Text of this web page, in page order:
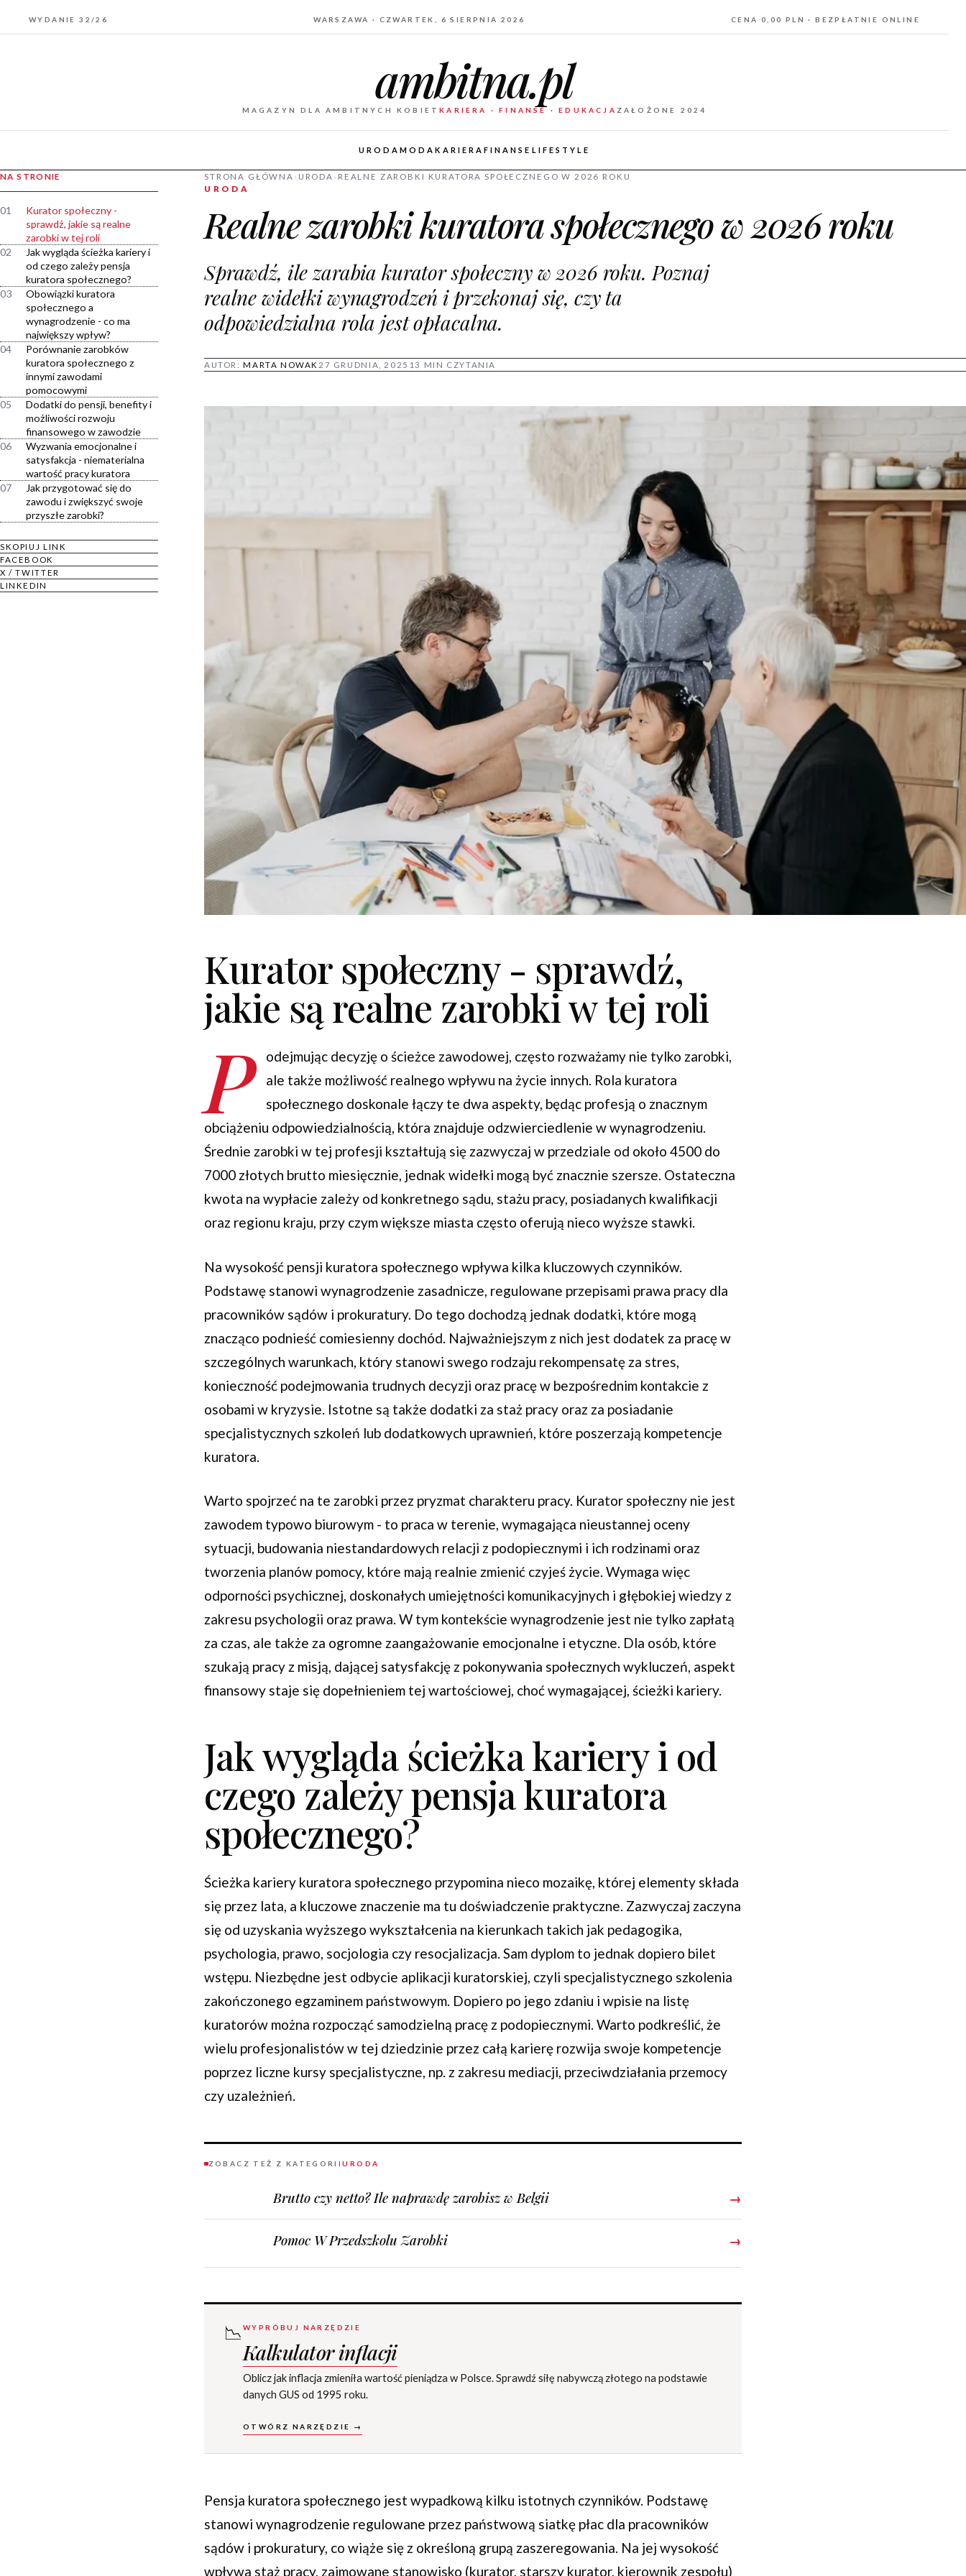
WYDANIE 32/26 WARSZAWA · CZWARTEK, 6 SIERPNIA 2026 CENA 0,00 PLN · BEZPŁATNIE ONLINE
ambitna.pl
MAGAZYN DLA AMBITNYCH KOBIETKARIERA · FINANSE · EDUKACJA ZAŁOŻONE 2024
URODAMODAKARIERA FINANSE LIFESTYLE
NA STRONIE
01
Kurator społeczny -
sprawdź, jakie są realne
zarobki w tej roli
02
Jak wygląda ścieżka kariery i
od czego zależy pensja
kuratora społecznego?
03
Obowiązki kuratora
społecznego a
wynagrodzenie - co ma
największy wpływ?
04
Porównanie zarobków
kuratora społecznego z
innymi zawodami
pomocowymi
05
Dodatki do pensji, benefity i
możliwości rozwoju
finansowego w zawodzie
06
Wyzwania emocjonalne i
satysfakcja - niematerialna
wartość pracy kuratora
07
Jak przygotować się do
zawodu i zwiększyć swoje
przyszłe zarobki?
SKOPIUJ LINK
FACEBOOK
X / TWITTER
LINKEDIN
STRONA GŁÓWNA › URODA › REALNE ZAROBKI KURATORA SPOŁECZNEGO W 2026 ROKU
URODA
Realne zarobki kuratora społecznego w 2026 roku
Sprawdź, ile zarabia kurator społeczny w 2026 roku. Poznaj
realne widełki wynagrodzeń i przekonaj się, czy ta
odpowiedzialna rola jest opłacalna.
AUTOR:MARTA NOWAK 27 GRUDNIA, 2025 13 MIN CZYTANIA
Kurator społeczny - sprawdź,
jakie są realne zarobki w tej roli
P
odejmując decyzję o ścieżce zawodowej, często rozważamy nie tylko zarobki,
ale także możliwość realnego wpływu na życie innych. Rola kuratora
społecznego doskonale łączy te dwa aspekty, będąc profesją o znacznym
obciążeniu odpowiedzialnością, która znajduje odzwierciedlenie w wynagrodzeniu.
Średnie zarobki w tej profesji kształtują się zazwyczaj w przedziale od około 4500 do
7000 złotych brutto miesięcznie, jednak widełki mogą być znacznie szersze. Ostateczna
kwota na wypłacie zależy od konkretnego sądu, stażu pracy, posiadanych kwalifikacji
oraz regionu kraju, przy czym większe miasta często oferują nieco wyższe stawki.
Na wysokość pensji kuratora społecznego wpływa kilka kluczowych czynników.
Podstawę stanowi wynagrodzenie zasadnicze, regulowane przepisami prawa pracy dla
pracowników sądów i prokuratury. Do tego dochodzą jednak dodatki, które mogą
znacząco podnieść comiesienny dochód. Najważniejszym z nich jest dodatek za pracę w
szczególnych warunkach, który stanowi swego rodzaju rekompensatę za stres,
konieczność podejmowania trudnych decyzji oraz pracę w bezpośrednim kontakcie z
osobami w kryzysie. Istotne są także dodatki za staż pracy oraz za posiadanie
specjalistycznych szkoleń lub dodatkowych uprawnień, które poszerzają kompetencje
kuratora.
Warto spojrzeć na te zarobki przez pryzmat charakteru pracy. Kurator społeczny nie jest
zawodem typowo biurowym - to praca w terenie, wymagająca nieustannej oceny
sytuacji, budowania niestandardowych relacji z podopiecznymi i ich rodzinami oraz
tworzenia planów pomocy, które mają realnie zmienić czyjeś życie. Wymaga więc
odporności psychicznej, doskonałych umiejętności komunikacyjnych i głębokiej wiedzy z
zakresu psychologii oraz prawa. W tym kontekście wynagrodzenie jest nie tylko zapłatą
za czas, ale także za ogromne zaangażowanie emocjonalne i etyczne. Dla osób, które
szukają pracy z misją, dającej satysfakcję z pokonywania społecznych wykluczeń, aspekt
finansowy staje się dopełnieniem tej wartościowej, choć wymagającej, ścieżki kariery.
Jak wygląda ścieżka kariery i od
czego zależy pensja kuratora
społecznego?
Ścieżka kariery kuratora społecznego przypomina nieco mozaikę, której elementy składa
się przez lata, a kluczowe znaczenie ma tu doświadczenie praktyczne. Zazwyczaj zaczyna
się od uzyskania wyższego wykształcenia na kierunkach takich jak pedagogika,
psychologia, prawo, socjologia czy resocjalizacja. Sam dyplom to jednak dopiero bilet
wstępu. Niezbędne jest odbycie aplikacji kuratorskiej, czyli specjalistycznego szkolenia
zakończonego egzaminem państwowym. Dopiero po jego zdaniu i wpisie na listę
kuratorów można rozpocząć samodzielną pracę z podopiecznymi. Warto podkreślić, że
wielu profesjonalistów w tej dziedzinie przez całą karierę rozwija swoje kompetencje
poprzez liczne kursy specjalistyczne, np. z zakresu mediacji, przeciwdziałania przemocy
czy uzależnień.
ZOBACZ TEŻ Z KATEGORIIURODA
Brutto czy netto? Ile naprawdę zarobisz w Belgii →
Pomoc W Przedszkolu Zarobki →
📉 WYPRÓBUJ NARZĘDZIE
Kalkulator inflacji
Oblicz jak inflacja zmieniła wartość pieniądza w Polsce. Sprawdź siłę nabywczą złotego na podstawie
danych GUS od 1995 roku.
OTWÓRZ NARZĘDZIE →
Pensja kuratora społecznego jest wypadkową kilku istotnych czynników. Podstawę
stanowi wynagrodzenie regulowane przez państwową siatkę płac dla pracowników
sądów i prokuratury, co wiąże się z określoną grupą zaszeregowania. Na jej wysokość
wpływa staż pracy, zajmowane stanowisko (kurator, starszy kurator, kierownik zespołu)